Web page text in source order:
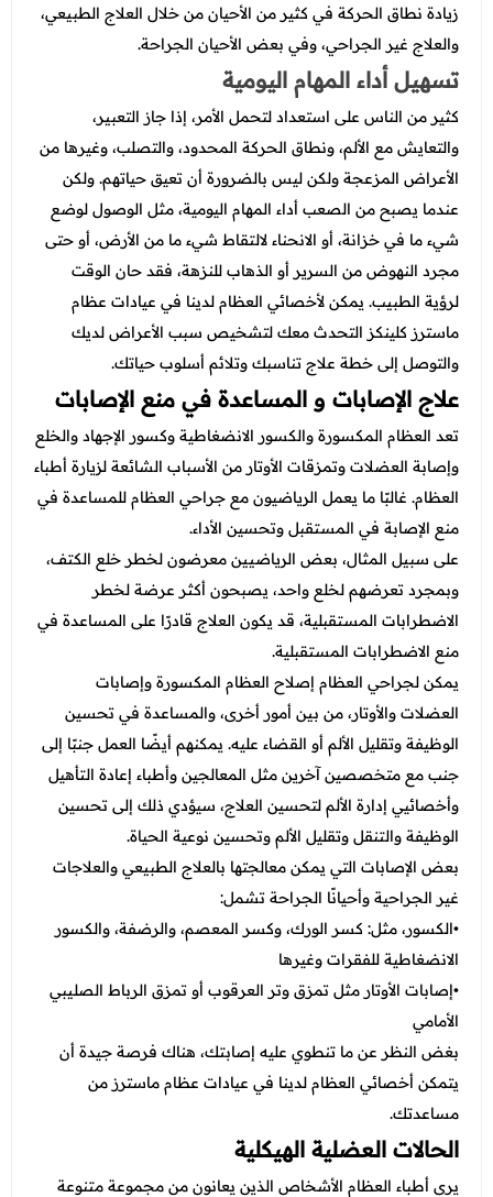
زيادة نطاق الحركة في كثير من الأحيان من خلال العلاج الطبيعي،
والعلاج غير الجراحي، وفي بعض الأحيان الجراحة.
تسهيل أداء المهام اليومية
كثير من الناس على استعداد لتحمل الأمر، إذا جاز التعبير،
والتعايش مع الألم، ونطاق الحركة المحدود، والتصلب، وغيرها من
الأعراض المزعجة ولكن ليس بالضرورة أن تعيق حياتهم. ولكن
عندما يصبح من الصعب أداء المهام اليومية، مثل الوصول لوضع
شيء ما في خزانة، أو الانحناء لالتقاط شيء ما من الأرض، أو حتى
مجرد النهوض من السرير أو الذهاب للنزهة، فقد حان الوقت
لرؤية الطبيب. يمكن لأخصائي العظام لدينا في عيادات عظام
ماسترز كلينكز التحدث معك لتشخيص سبب الأعراض لديك
والتوصل إلى خطة علاج تناسبك وتلائم أسلوب حياتك.
علاج الإصابات و المساعدة في منع الإصابات
تعد العظام المكسورة والكسور الانضغاطية وكسور الإجهاد والخلع
وإصابة العضلات وتمزقات الأوتار من الأسباب الشائعة لزيارة أطباء
العظام. غالبًا ما يعمل الرياضيون مع جراحي العظام للمساعدة في
منع الإصابة في المستقبل وتحسين الأداء.
على سبيل المثال، بعض الرياضيين معرضون لخطر خلع الكتف،
وبمجرد تعرضهم لخلع واحد، يصبحون أكثر عرضة لخطر
الاضطرابات المستقبلية، قد يكون العلاج قادرًا على المساعدة في
منع الاضطرابات المستقبلية.
يمكن لجراحي العظام إصلاح العظام المكسورة وإصابات
العضلات والأوتار، من بين أمور أخرى، والمساعدة في تحسين
الوظيفة وتقليل الألم أو القضاء عليه. يمكنهم أيضًا العمل جنبًا إلى
جنب مع متخصصين آخرين مثل المعالجين وأطباء إعادة التأهيل
وأخصائيي إدارة الألم لتحسين العلاج، سيؤدي ذلك إلى تحسين
الوظيفة والتنقل وتقليل الألم وتحسين نوعية الحياة.
بعض الإصابات التي يمكن معالجتها بالعلاج الطبيعي والعلاجات
غير الجراحية وأحيانًا الجراحة تشمل:
•الكسور، مثل: كسر الورك، وكسر المعصم، والرضفة، والكسور
الانضغاطية للفقرات وغيرها
•إصابات الأوتار مثل تمزق وتر العرقوب أو تمزق الرباط الصليبي
الأمامي
بغض النظر عن ما تنطوي عليه إصابتك، هناك فرصة جيدة أن
يتمكن أخصائي العظام لدينا في عيادات عظام ماسترز من
مساعدتك.
الحالات العضلية الهيكلية
يرى أطباء العظام الأشخاص الذين يعانون من مجموعة متنوعة